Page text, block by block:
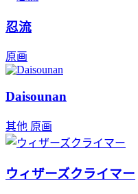
忍流
原画
Daisounan
其他 原画
ウィザーズクライマー